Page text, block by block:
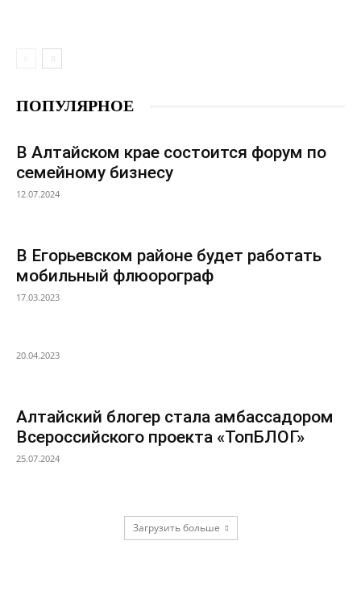
ПОПУЛЯРНОЕ
В Алтайском крае состоится форум по
семейному бизнесу
12.07.2024
В Егорьевском районе будет работать
мобильный флюорограф
17.03.2023
20.04.2023
Алтайский блогер стала амбассадором
Всероссийского проекта «ТопБЛОГ»
25.07.2024
Загрузить больше